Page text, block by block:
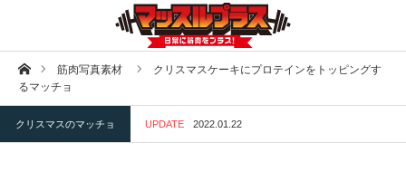
ホーム筋肉写真素材
クリスマスケーキにプロテインをトッピングす
るマッチョ
クリスマスのマッチョ UPDATE 2022.01.22